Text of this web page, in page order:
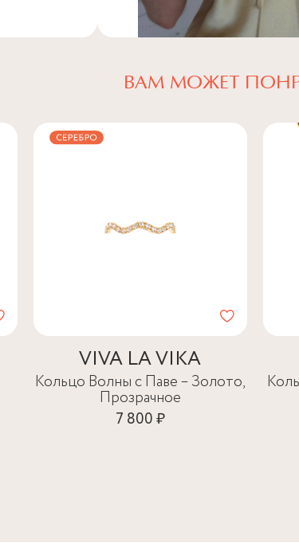
ВАМ МОЖЕТ
VIVA LA VIKA
Кольцо Волны с Паве – Золото,
Прозрачное
7 800 ₽